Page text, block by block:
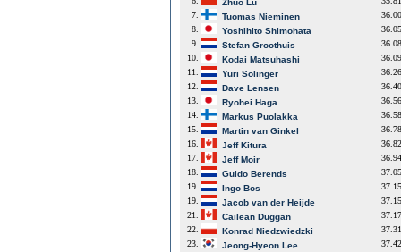
Zhuo Lu
7.
Tuomas Nieminen
36.00
8.
Yoshihito Shimohata
36.05
9.
Stefan Groothuis
36.08
10.
Kodai Matsuhashi
36.09
11.
Yuri Solinger
36.26
12.
Dave Lensen
36.40
13.
Ryohei Haga
36.56
14.
Markus Puolakka
36.58
15.
Martin van Ginkel
36.78
16.
Jeff Kitura
36.82
17.
Jeff Moir
36.94
18.
Guido Berends
37.05
19.
Ingo Bos
37.15
19.
Jacob van der Heijde
37.15
21.
Cailean Duggan
37.17
22.
Konrad Niedzwiedzki
37.31
23.
Jeong-Hyeon Lee
37.42